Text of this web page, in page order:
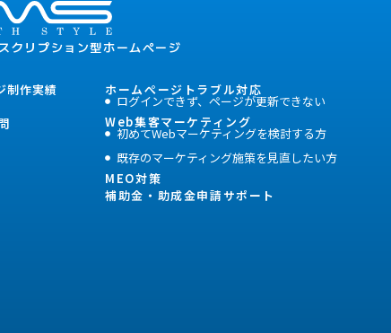
クリプション型ホームページ
制作実績
ホームぺージトラブル対応
ログインできず、ページが更新できない
Web集客マーケティング
初めてWebマーケティングを検討する方
既存のマーケティング施策を見直したい方
MEO対策
補助金・助成金申請サポート